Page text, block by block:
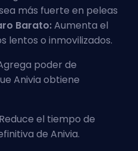
más fuerte en peleas
Barato:Aumenta el
lentos o inmovilizados.
poder de
Anivia obtiene
Reduce el tiempo de
de Anivia.